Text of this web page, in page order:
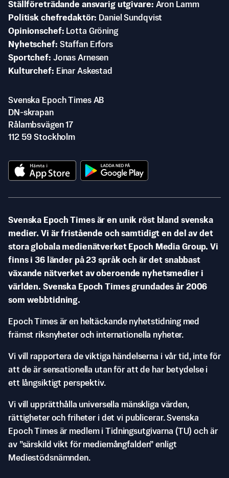
Ställföreträdande ansvarig utgivare Aron Lamm
Politisk chefredaktör
Daniel Sundqvist
Opinionschef
Lotta Gröning
Nyhetschef Staffan Erfors
Sportchef Jonas Arnesen
Kulturchef
Einar Askestad
Svenska Epoch Times AB
DN-skrapan
Rålambsvägen 17
112 59 Stockholm
Svenska Epoch Times är en unik röst bland svenska
medier. Vi är fristående och samtidigt en del av det
stora globala medienätverket Epoch Media Group. Vi
finns i 36 länder på 23 språk och är det snabbast
växande nätverket av oberoende nyhetsmedier i
världen. Svenska Epoch Times grundades år 2006
som webbtidning.
Epoch Times är en heltäckande nyhetstidning med
främst riksnyheter och internationella nyheter.
Vi vill rapportera de viktiga händelserna i vår tid, inte för
att de är sensationella utan för att de har betydelse i
ett långsiktigt perspektiv.
Vi vill upprätthålla universella mänskliga värden,
rättigheter och friheter i det vi publicerar. Svenska
Epoch Times är medlem i Tidningsutgivarna (TU) och är
av ”särskild vikt för mediemångfalden” enligt
Mediestödsnämnden.